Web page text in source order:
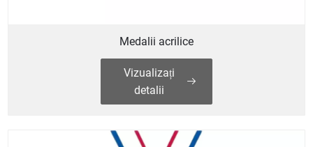
Medalii acrilice
Vizualizați
detalii